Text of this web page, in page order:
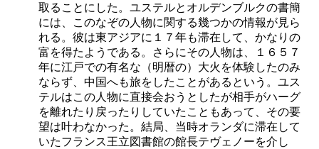
取ることにした。ユステルとオルデンブルクの書簡
には、このなぞの人物に関する幾つかの情報が見ら
れる。彼は東アジアに１７年も滞在して、かなりの
富を得たようである。さらにその人物は、１６５７
年に江戸での有名な（明暦の）大火を体験したのみ
ならず、中国へも旅をしたことがあるという。ユス
テルはこの人物に直接会おうとしたが相手がハーグ
を離れたり戻ったりしていたこともあって、その要
望は叶わなかった。結局、当時オランダに滞在して
いたフランス王立図書館の館長テヴェノーを介し